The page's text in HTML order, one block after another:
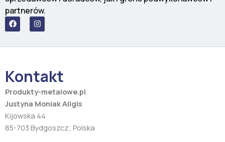
partnerów.
F
a
c
b
k
I
n
s
a
a
m
Kontakt
Produkty-metalowe.pl
Justyna Moniak Aligis
Kijowska 44
85-703 Bydgoszcz; Polska